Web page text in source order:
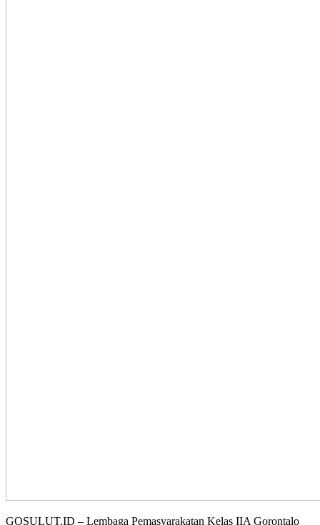
GOSULUT.ID – Lembaga Pemasyarakatan Kelas IIA Gorontalo